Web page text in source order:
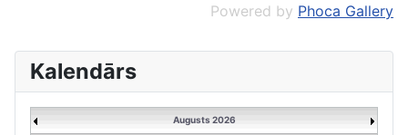
Powered by Phoca Gallery
Kalendārs
Augusts 2026